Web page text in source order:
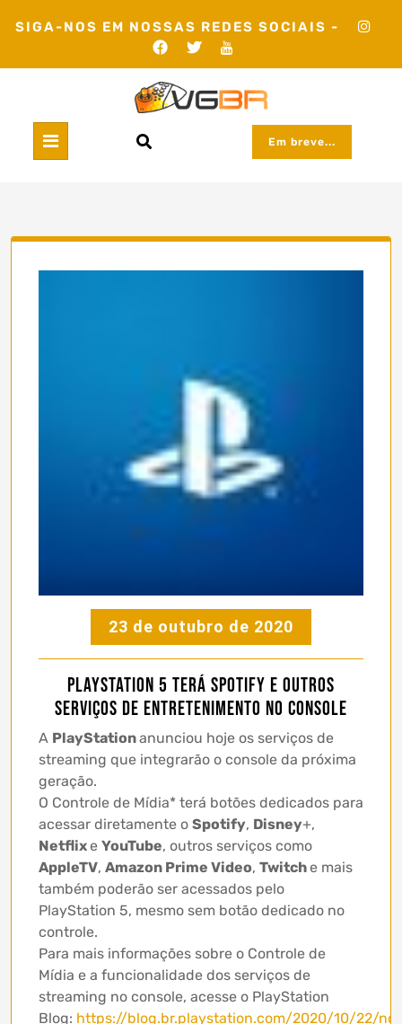
SIGA-NOS EM NOSSAS REDES SOCIAIS -
Em breve...
23 de outubro de 2020
PlayStation 5 terá Spotify e outros
serviços de entretenimento no console
A PlayStationanunciou hoje os serviços de
streaming que integrarão o console da próxima
geração.
O Controle de Mídia* terá botões dedicados para
acessar diretamente o Spotify, Disney+,
Netflixe YouTube, outros serviços como
AppleTV, Amazon Prime Video, Twitche mais
também poderão ser acessados pelo
PlayStation 5, mesmo sem botão dedicado no
controle.
Para mais informações sobre o Controle de
Mídia e a funcionalidade dos serviços de
streaming no console, acesse o PlayStation
Blog: https://blog.br.playstation.com/2020/10/22/